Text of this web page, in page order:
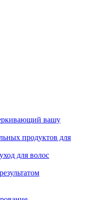
вашу
продуктов для
для волос